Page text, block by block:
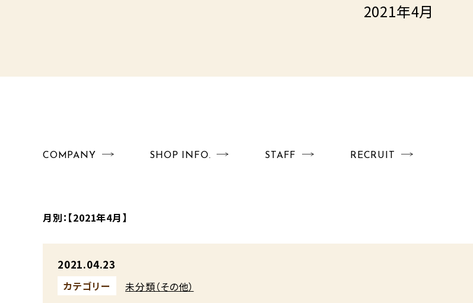
2021年4月
COMPANY SHOP INFO. STAFF RECRUIT
月別： 【2021年4月】
2021.04.23
カテゴリー 未分類（その他）